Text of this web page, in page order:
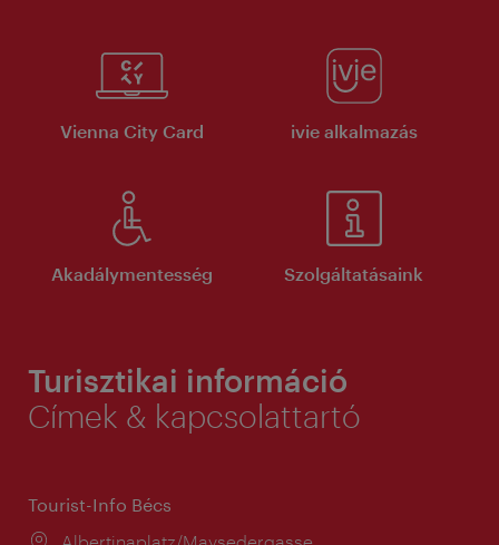
Vienna City Card ivie alkalmazás
Akadálymentesség Szolgáltatásaink
Turisztikai információ
Címek & kapcsolattartó
Tourist-Info Bécs